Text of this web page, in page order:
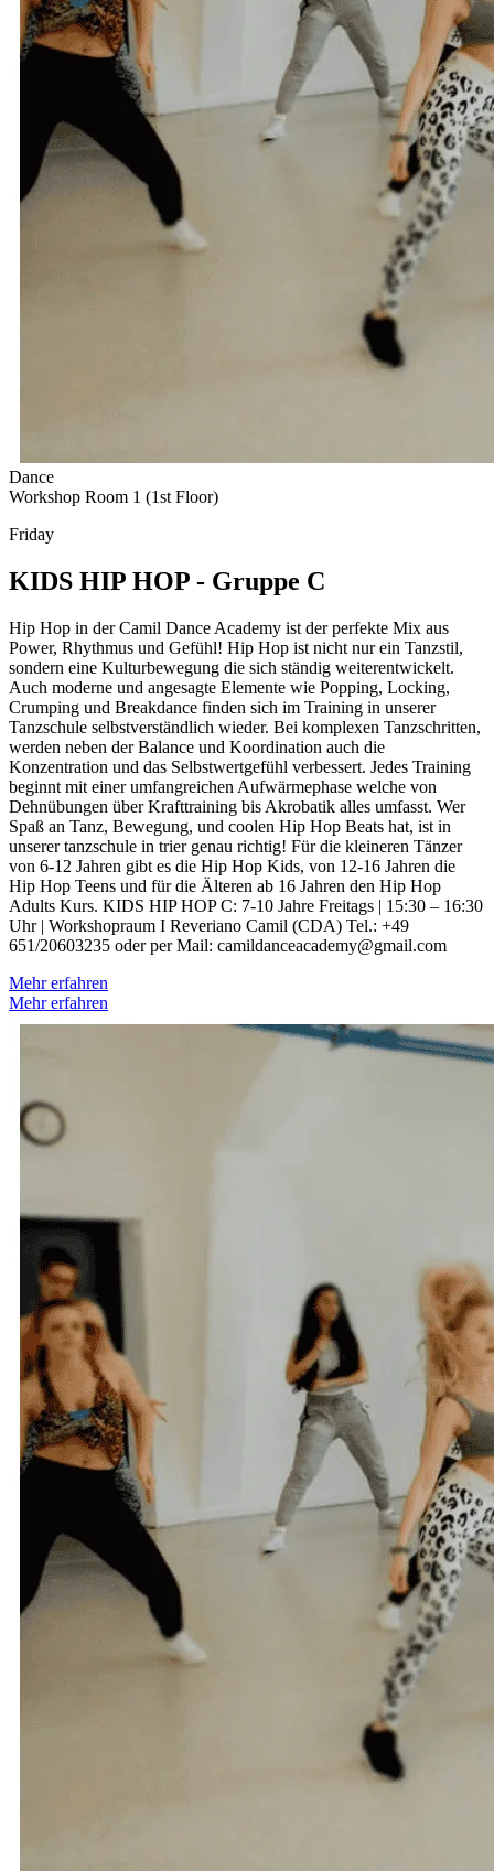
Dance
Workshop Room 1 (1st Floor)
Friday
KIDS HIP HOP - Gruppe C
Hip Hop in der Camil Dance Academy ist der perfekte Mix aus
Power, Rhythmus und Gefühl! Hip Hop ist nicht nur ein Tanzstil,
sondern eine Kulturbewegung die sich ständig weiterentwickelt.
Auch moderne und angesagte Elemente wie Popping, Locking,
Crumping und Breakdance finden sich im Training in unserer
Tanzschule selbstverständlich wieder. Bei komplexen Tanzschritten,
werden neben der Balance und Koordination auch die
Konzentration und das Selbstwertgefühl verbessert. Jedes Training
beginnt mit einer umfangreichen Aufwärmephase welche von
Dehnübungen über Krafttraining bis Akrobatik alles umfasst. Wer
Spaß an Tanz, Bewegung, und coolen Hip Hop Beats hat, ist in
unserer tanzschule in trier genau richtig! Für die kleineren Tänzer
von 6-12 Jahren gibt es die Hip Hop Kids, von 12-16 Jahren die
Hip Hop Teens und für die Älteren ab 16 Jahren den Hip Hop
Adults Kurs. KIDS HIP HOP C: 7-10 Jahre Freitags | 15:30 – 16:30
Uhr | Workshopraum I Reveriano Camil (CDA) Tel.: +49
651/20603235 oder per Mail: camildanceacademy@gmail.com
Mehr erfahren
Mehr erfahren